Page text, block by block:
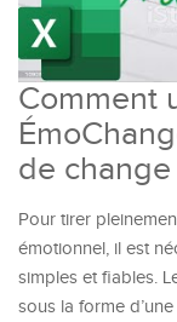
Comment
de
Pour tirer
émotionnel, il est
simples et fiables.
sous la forme